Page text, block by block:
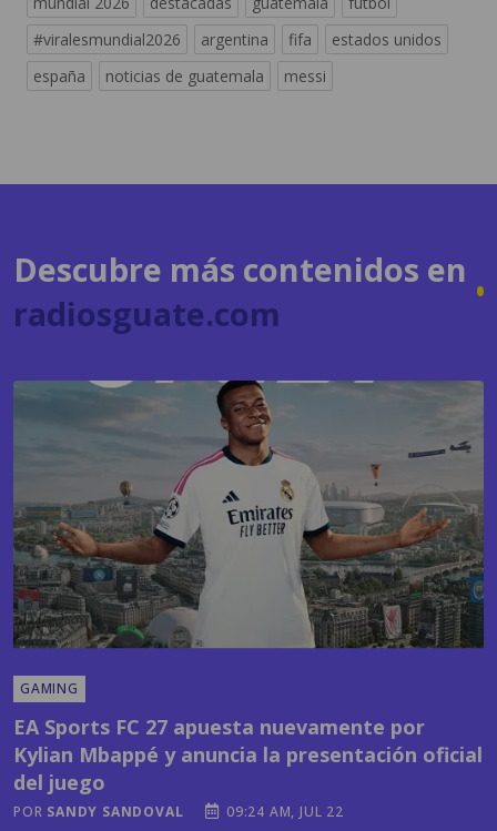
españa noticias de guatemala messi
radiosguate.com
GAMING
Kylian Mbappé y anuncia la presentación oficial
del juego
PORSANDY SANDOVAL 09:24 AM, JUL 22